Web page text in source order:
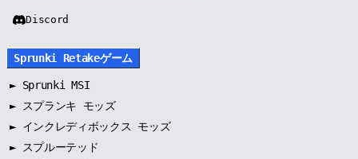
Discord
Sprunki Retakeゲーム
► Sprunki MSI
►
スプランキ モッズ
► インクレディボックス モッズ
►
スプルーテッド